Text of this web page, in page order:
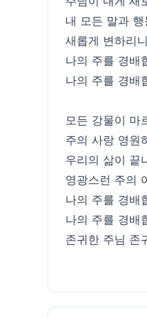
내 모든 말과
새롭게 변하리
나의 주를 경배
나의 주를 경배
모든 강물이 마
주의 사랑 영원
우리의 삶이 끝
영광스런 주의
나의 주를 경배
나의 주를 경배
존귀한 주님 존